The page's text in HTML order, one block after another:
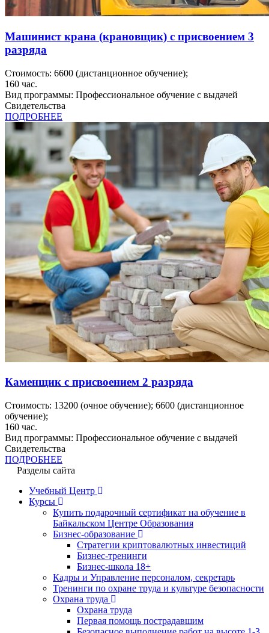
Машинист крана (крановщик) с присвоением 3
разряда
Стоимость: 6600 (дистанционное обучение);
160 час.
Вид программы: Профессиональное обучение с выдачей
Свидетельства
ПОДРОБНЕЕ
Каменщик с присвоением 2 разряда
Стоимость: 13200 (очное обучение); 6600 (дистанционное
обучение);
160 час.
Вид программы: Профессиональное обучение с выдачей
Свидетельства
ПОДРОБНЕЕ
Разделы сайта
Учебный Центр
Курсы
Купить подарочный сертификат на обучение в
Байкальском Центре Образования
Бизнес-образование
Стратегии криптовалютных инвестиций
Бизнес-тренинги
Бизнес-школа 18+
Кадры и Управление персоналом, секретарь
Тренинги по охране труда и культуре безопасности
Охрана труда
Охрана труда
Первая помощь пострадавшим